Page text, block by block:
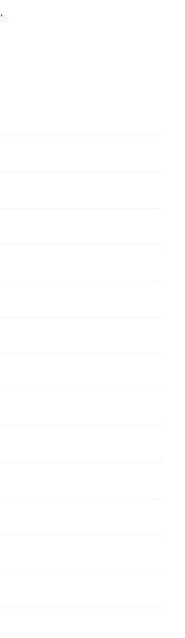
.